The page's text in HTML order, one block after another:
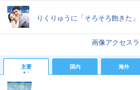
りくりゅうに「そろそろ飽きた」
画像アクセス
主要 国内 海外